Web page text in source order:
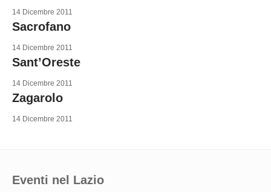
14 Dicembre 2011
Sacrofano
14 Dicembre 2011
Sant’Oreste
14 Dicembre 2011
Zagarolo
14 Dicembre 2011
Eventi nel Lazio